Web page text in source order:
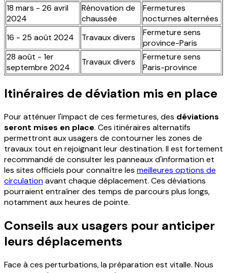
18 mars - 26 avril
2024
Rénovation de
chaussée
Fermetures
nocturnes alternées
16 - 25 août 2024
Travaux divers
Fermeture sens
province-Paris
28 août - 1er
septembre 2024
Travaux divers
Fermeture sens
Paris-province
Itinéraires de déviation mis en place
Pour atténuer l'impact de ces fermetures, des déviations
seront mises en place. Ces itinéraires alternatifs
permettront aux usagers de contourner les zones de
travaux tout en rejoignant leur destination. Il est fortement
recommandé de consulter les panneaux d'information et
les sites officiels pour connaître les meilleures options de
circulationavant chaque déplacement. Ces déviations
pourraient entraîner des temps de parcours plus longs,
notamment aux heures de pointe.
Conseils aux usagers pour anticiper
leurs déplacements
Face à ces perturbations, la préparation est vitalle. Nous